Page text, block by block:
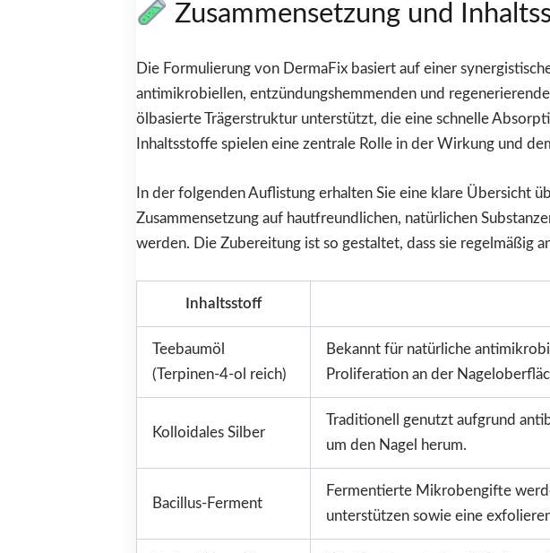
Zusammensetzung und
Die Formulierung von DermaFix basiert auf einer
antimikrobiellen, entzündungshemmenden und
ölbasierte Trägerstruktur unterstützt, die eine schnelle
Inhaltsstoffe spielen eine zentrale Rolle in der Wirkung und
In der folgenden Auflistung erhalten Sie eine klare Übersicht
Zusammensetzung auf hautfreundlichen, natürlichen
werden. Die Zubereitung ist so gestaltet, dass sie regelmäßig
Inhaltsstoff
Teebaumöl
(Terpinen-4-ol reich)
Bekannt für natürliche
Proliferation an der
Kolloidales Silber
Traditionell genutzt aufgrund
um den Nagel herum.
Bacillus-Ferment
Fermentierte Mikrobengifte
unterstützen sowie eine